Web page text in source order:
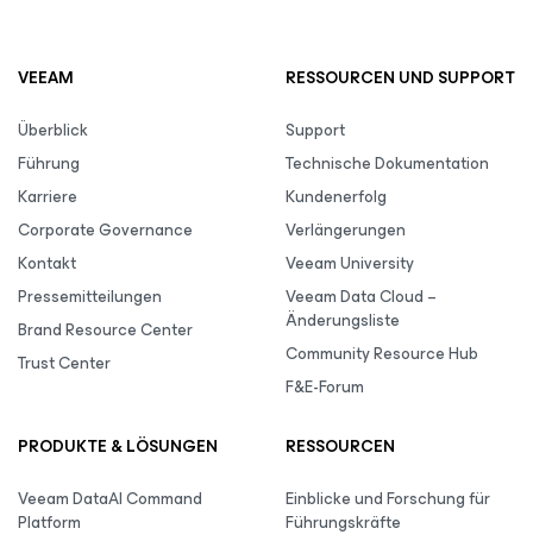
VEEAM
Überblick
Führung
Karriere
Corporate Governance
Kontakt
Pressemitteilungen
Brand Resource Center
Trust Center
RESSOURCEN UND SUPPORT
Support
Technische Dokumentation
Kundenerfolg
Verlängerungen
Veeam University
Veeam Data Cloud –
Änderungsliste
Community Resource Hub
F&E-Forum
PRODUKTE & LÖSUNGEN
Veeam DataAI Command
Platform
RESSOURCEN
Einblicke und Forschung für
Führungskräfte